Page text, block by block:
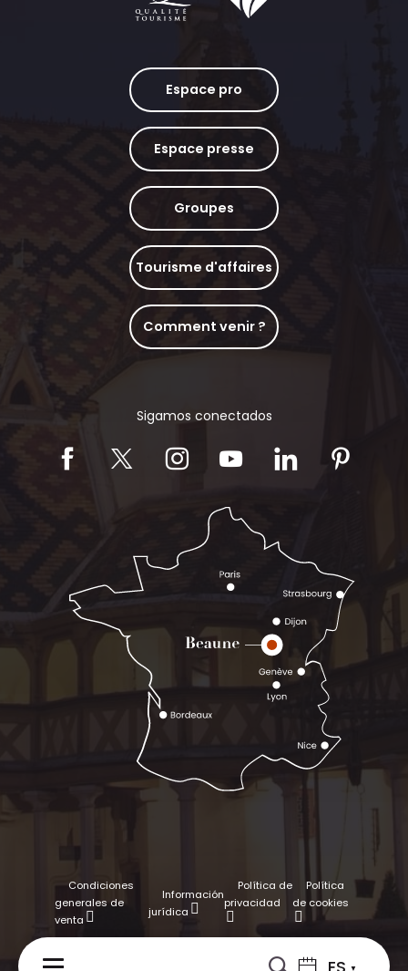
ES
Espace pro
Espace presse
Groupes
Tourisme d'affaires
Comment venir ?
Sigamos conectados
Condiciones
generales de
venta
Información
jurídica
Política de
privacidad
Política
de cookies